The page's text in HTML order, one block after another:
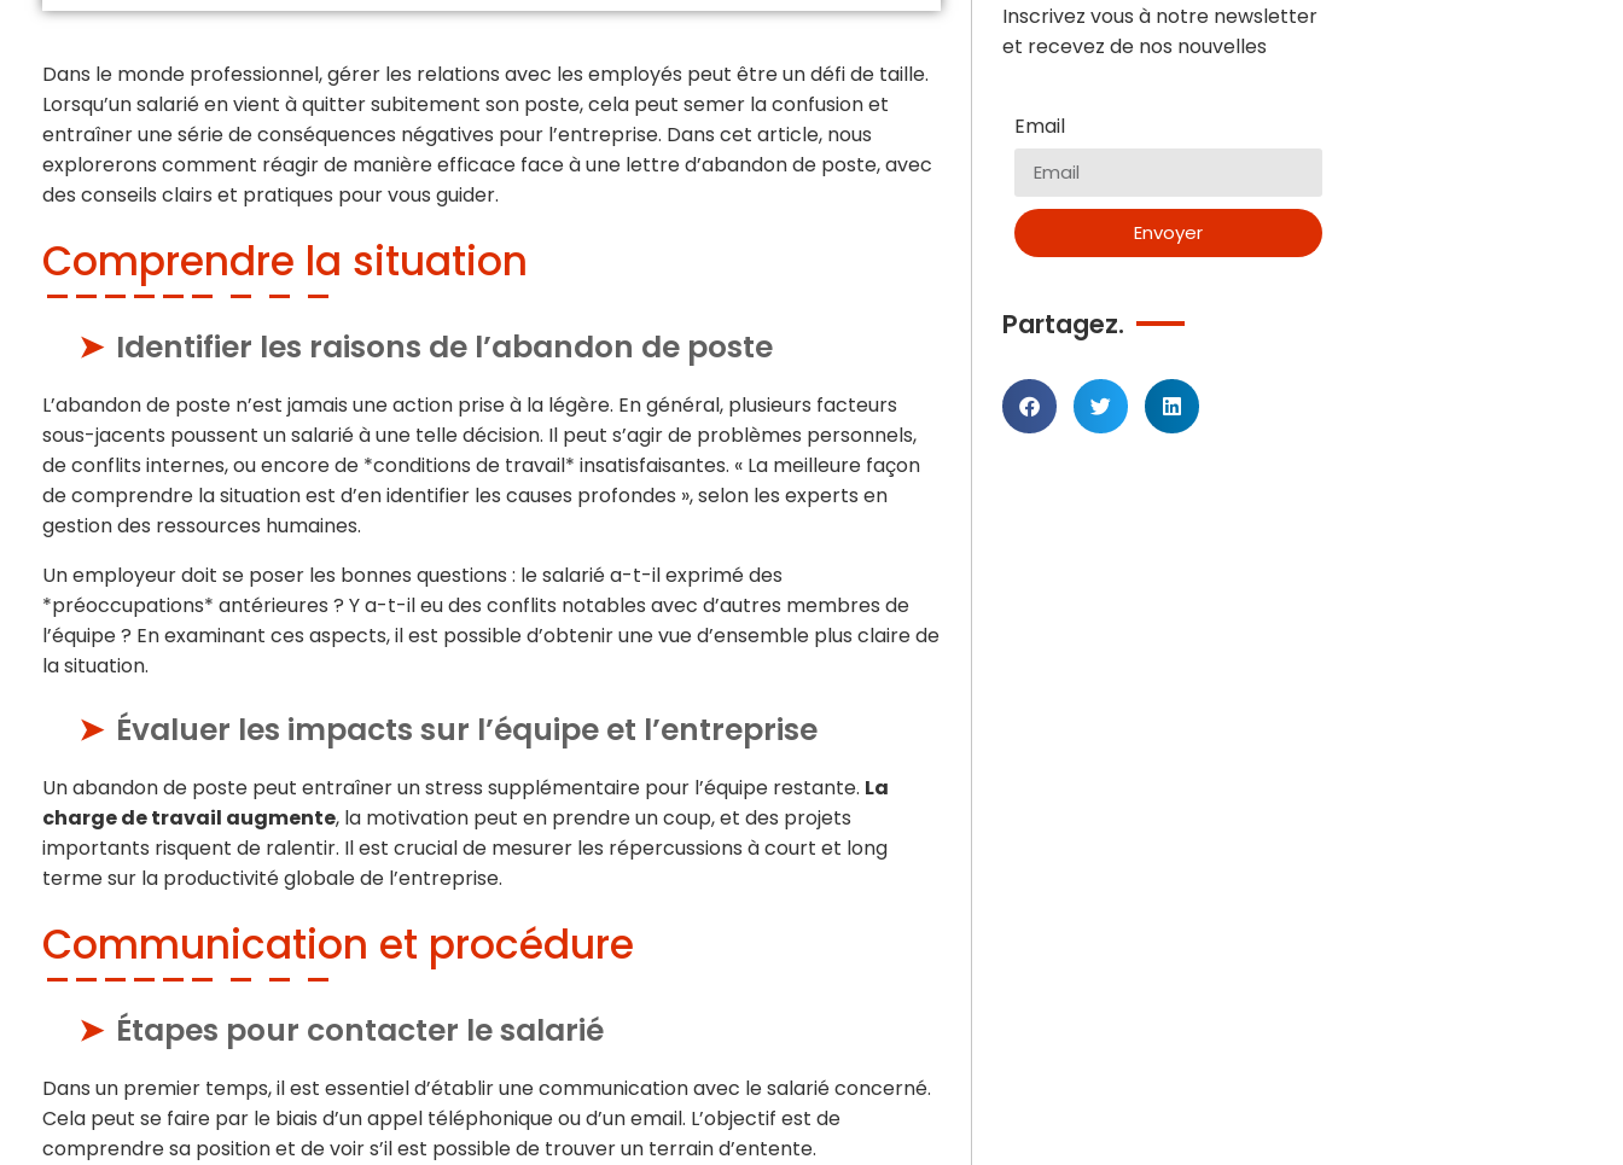
Dans le monde professionnel, gérer les relations avec les employés peut être un défi de taille.
Lorsqu’un salarié en vient à quitter subitement son poste, cela peut semer la confusion et
entraîner une série de conséquences négatives pour l’entreprise. Dans cet article, nous
explorerons comment réagir de manière efficace face à une lettre d’abandon de poste, avec
des conseils clairs et pratiques pour vous guider.
Comprendre la situation
Identifier les raisons de l’abandon de poste
L’abandon de poste n’est jamais une action prise à la légère. En général, plusieurs facteurs
sous-jacents poussent un salarié à une telle décision. Il peut s’agir de problèmes personnels,
de conflits internes, ou encore de *conditions de travail* insatisfaisantes. « La meilleure façon
de comprendre la situation est d’en identifier les causes profondes », selon les experts en
gestion des ressources humaines.
Un employeur doit se poser les bonnes questions : le salarié a-t-il exprimé des
*préoccupations* antérieures ? Y a-t-il eu des conflits notables avec d’autres membres de
l’équipe ? En examinant ces aspects, il est possible d’obtenir une vue d’ensemble plus claire de
la situation.
Évaluer les impacts sur l’équipe et l’entreprise
Un abandon de poste peut entraîner un stress supplémentaire pour l’équipe restante. La
charge de travail augmente, la motivation peut en prendre un coup, et des projets
importants risquent de ralentir. Il est crucial de mesurer les répercussions à court et long
terme sur la productivité globale de l’entreprise.
Communication et procédure
Étapes pour contacter le salarié
Dans un premier temps, il est essentiel d’établir une communication avec le salarié concerné.
Cela peut se faire par le biais d’un appel téléphonique ou d’un email. L’objectif est de
comprendre sa position et de voir s’il est possible de trouver un terrain d’entente.
Inscrivez vous à notre newsletter
et recevez de nos nouvelles
Email
Envoyer
Partagez.